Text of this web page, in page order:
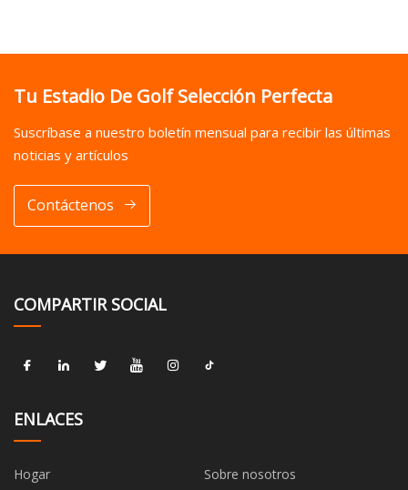
Tu Estadio De Golf Selección Perfecta
Suscríbase a nuestro boletín mensual para recibir las últimas
noticias y artículos
Contáctenos
COMPARTIR SOCIAL
ENLACES
Hogar
Sobre nosotros